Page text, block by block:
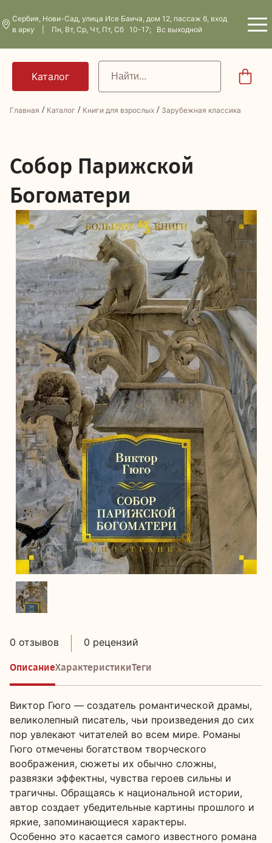
Сербия, Нови-Сад, улица Исе Баича, дом 12, пассаж 6, вход
в арку | Пн, Вт, Ср, Чт, Пт, Сб 10-17; Вс выходной
Главная / Каталог / Книги для взрослых / Зарубежная классика
Собор Парижской
Богоматери
0 отзывов 0 рецензий
ОписаниеХарактеристикиТеги
Виктор Гюго — создатель романтической драмы,
великолепный писатель, чьи произведения до сих
пор увлекают читателей во всем мире. Романы
Гюго отмечены богатством творческого
воображения, сюжеты их обычно сложны,
развязки эффектны, чувства героев сильны и
трагичны. Обращаясь к национальной истории,
автор создает убедительные картины прошлого и
яркие, запоминающиеся характеры.
Особенно это касается самого известного романа